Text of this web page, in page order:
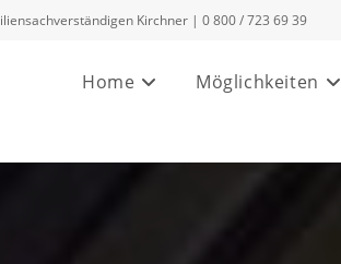
Kirchner | 0 800 / 723 69 39
Home Möglichkeiten